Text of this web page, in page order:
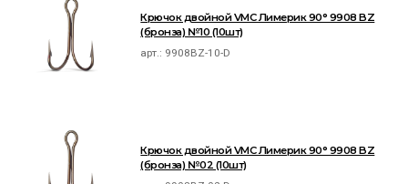
Крючок двойной VMC Лимерик 90° 9908 BZ
(бронза) №10 (10шт)
арт.: 9908BZ-10-D
Крючок двойной VMC Лимерик 90° 9908 BZ
(бронза) №02 (10шт)